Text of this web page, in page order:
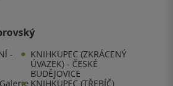
-
KNIHKUPEC (ZKRÁCENÝ
ÚVAZEK) - ČESKÉ
BUDĚJOVICE
KNIHKUPEC (TŘEBÍČ)